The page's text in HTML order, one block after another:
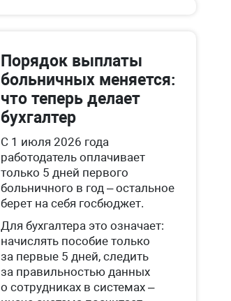
Порядок выплаты
больничных меняется:
что теперь делает
бухгалтер
С 1 июля 2026 года
работодатель оплачивает
только 5 дней первого
больничного в год – остальное
берет на себя госбюджет.
Для бухгалтера это означает:
начислять пособие только
за первые 5 дней, следить
за правильностью данных
о сотрудниках в системах –